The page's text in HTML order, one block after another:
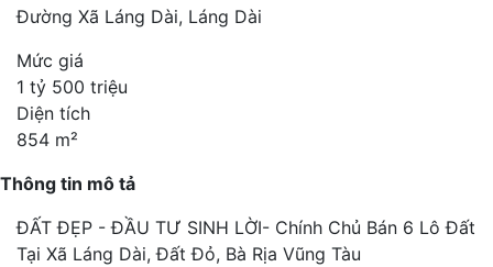
Đường Xã Láng Dài, Láng Dài
Mức giá
1 tỷ 500 triệu
Diện tích
854 m²
Thông tin mô tả
ĐẤT ĐẸP - ĐẦU TƯ SINH LỜI- Chính Chủ Bán 6 Lô Đất
Tại Xã Láng Dài, Đất Đỏ, Bà Rịa Vũng Tàu